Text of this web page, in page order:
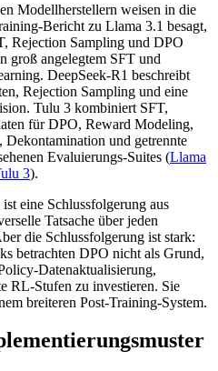
Modellherstellern weisen in die
Bericht zu Llama 3.1 besagt,
Rejection Sampling und DPO
groß angelegtem SFT und
DeepSeek-R1 beschreibt
Rejection Sampling und eine
Tulu 3 kombiniert SFT,
für DPO, Reward Modeling,
und getrennte
Evaluierungs-Suites (Llama
3).
eine Schlussfolgerung aus
Tatsache über jeden
die Schlussfolgerung ist stark:
betrachten DPO nicht als Grund,
Datenaktualisierung,
RL-Stufen zu investieren. Sie
breiteren Post-Training-System.